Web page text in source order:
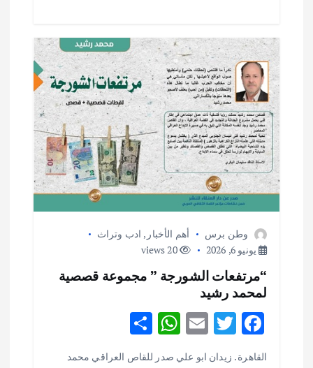
وطن برس أهم الأخبار , ادب وتراث
يونيو 6, 2026
20 views
“مرتفعات الشورجة ” مجموعة قصصية
لمحمد رشيد
F
T
w
E
m
W
h
S
h
القاهرة . زيدان ابو علي صدر للقاص العراقي محمد